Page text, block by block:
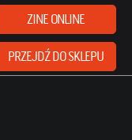
ZINE ONLINE
PRZEJDŹ DO SKLEPU